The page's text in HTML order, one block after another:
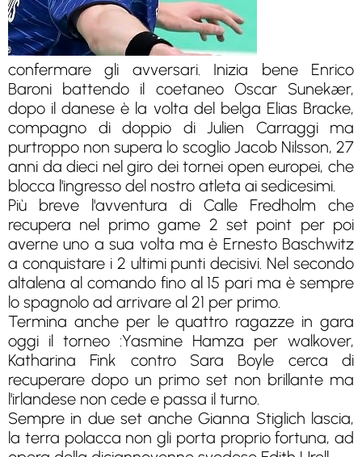
confermare gli avversari. Inizia bene Enrico
Baroni battendo il coetaneo Oscar Sunekær,
dopo il danese è la volta del belga Elias Bracke,
compagno di doppio di Julien Carraggi ma
purtroppo non supera lo scoglio Jacob Nilsson, 27
anni da dieci nel giro dei tornei open europei, che
blocca l'ingresso del nostro atleta ai sedicesimi.
Più breve l'avventura di Calle Fredholm che
recupera nel primo game 2 set point per poi
averne uno a sua volta ma è Ernesto Baschwitz
a conquistare i 2 ultimi punti decisivi. Nel secondo
altalena al comando fino al 15 pari ma è sempre
lo spagnolo ad arrivare al 21 per primo.
Termina anche per le quattro ragazze in gara
oggi il torneo :Yasmine Hamza per walkover,
Katharina Fink contro Sara Boyle cerca di
recuperare dopo un primo set non brillante ma
l'irlandese non cede e passa il turno.
Sempre in due set anche Gianna Stiglich lascia,
la terra polacca non gli porta proprio fortuna, ad